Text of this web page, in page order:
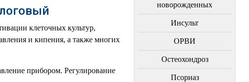
клеточных культур,
и кипения, а также многих
прибором. Регулирование
новорожденных
Инсульт
ОРВИ
Остеохондроз
Пcориаз